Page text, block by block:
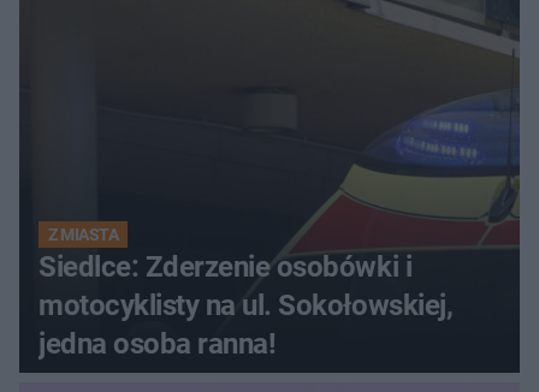
Z MIASTA
Siedlce: Zderzenie osobówki i
motocyklisty na ul. Sokołowskiej,
jedna osoba ranna!